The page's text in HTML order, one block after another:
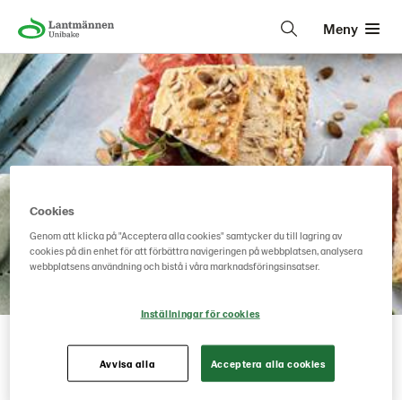
Meny
TREND #1: Transparens
Att lyfta fram fullkorn, hög proteinhalt, färska
grönsaker, gluten, laktos och lokala råvaror är
Cookies
Genom att klicka på "Acceptera alla cookies" samtycker du till lagring av
cookies på din enhet för att förbättra navigeringen på webbplatsen, analysera
webbplatsens användning och bistå i våra marknadsföringsinsatser.
Inställningar för cookies
Avvisa alla Acceptera alla cookies